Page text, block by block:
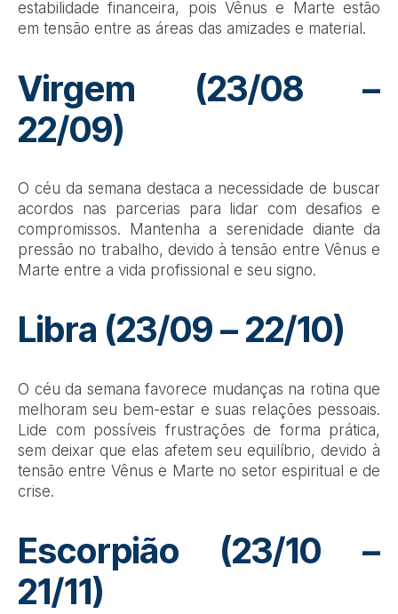
estabilidade financeira, pois Vênus e Marte estão
em tensão entre as áreas das amizades e material.
Virgem (23/08 –
22/09)
O céu da semana destaca a necessidade de buscar
acordos nas parcerias para lidar com desafios e
compromissos. Mantenha a serenidade diante da
pressão no trabalho, devido à tensão entre Vênus e
Marte entre a vida profissional e seu signo.
Libra (23/09 – 22/10)
O céu da semana favorece mudanças na rotina que
melhoram seu bem-estar e suas relações pessoais.
Lide com possíveis frustrações de forma prática,
sem deixar que elas afetem seu equilíbrio, devido à
tensão entre Vênus e Marte no setor espiritual e de
crise.
Escorpião (23/10 –
21/11)